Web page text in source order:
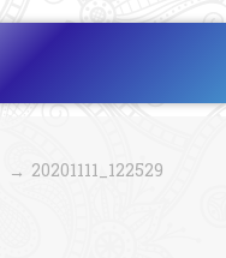
20201111_122529